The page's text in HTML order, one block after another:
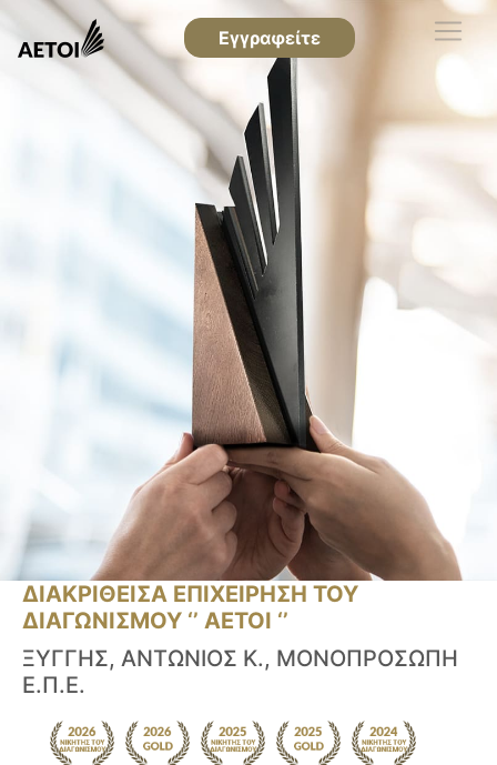
Εγγραφείτε
ΔΙΑΚΡΙΘΕΙΣΑ ΕΠΙΧΕΙΡΗΣΗ ΤΟΥ
ΔΙΑΓΩΝΙΣΜΟΥ ‘’ ΑΕΤΟΙ ‘’
ΞΥΓΓΗΣ, ΑΝΤΩΝΙΟΣ Κ., ΜΟΝΟΠΡΟΣΩΠΗ
Ε.Π.Ε.